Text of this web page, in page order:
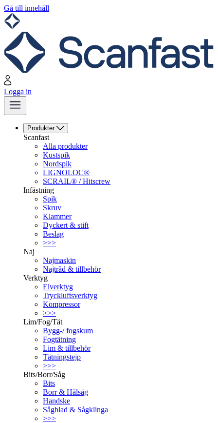
Gå till innehåll
Logga in
Produkter
Scanfast
Alla produkter
Kustspik
Nordspik
LIGNOLOC®
SCRAIL® / Hitscrew
Infästning
Spik
Skruv
Klammer
Dyckert & stift
Beslag
>>>
Naj
Najmaskin
Najtråd & tillbehör
Verktyg
Elverktyg
Tryckluftsverktyg
Kompressor
>>>
Lim/Fog/Tät
Bygg-/ fogskum
Fogtätning
Lim & tillbehör
Tätningstejp
>>>
Bits/Borr/Såg
Bits
Borr & Hålsåg
Handske
Sågblad & Sågklinga
>>>